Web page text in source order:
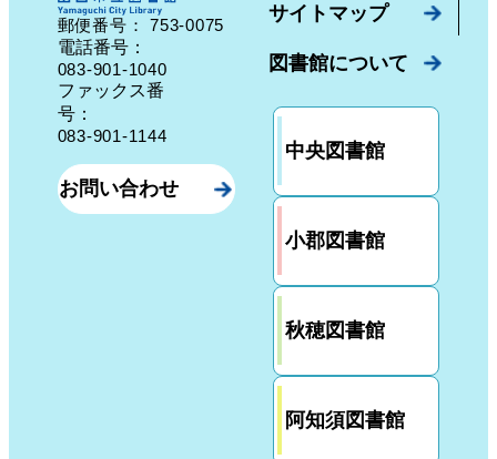
郵便番号：753-0075 山口県山口市中園町７番７号
電話番号：
083-901-1040
ファックス番
号：
083-901-1144
お問い合わせ
サイトマップ
図書館について
中央図書館
小郡図書館
秋穂図書館
阿知須図書館